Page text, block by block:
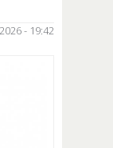
- 19:42